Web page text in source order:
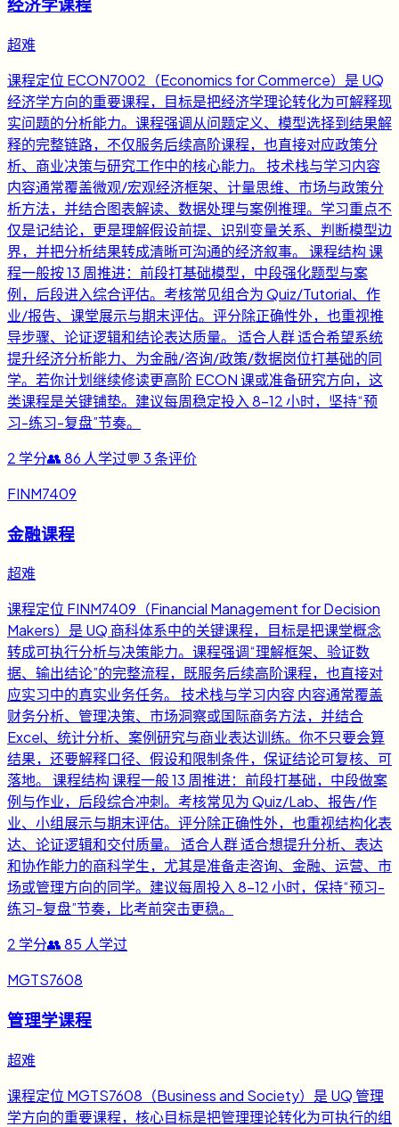
经济学课程
超难
课程定位 ECON7002（Economics for Commerce）是 UQ
经济学方向的重要课程，目标是把经济学理论转化为可解释现
实问题的分析能力。课程强调从问题定义、模型选择到结果解
释的完整链路，不仅服务后续高阶课程，也直接对应政策分
析、商业决策与研究工作中的核心能力。 技术栈与学习内容
内容通常覆盖微观/宏观经济框架、计量思维、市场与政策分
析方法，并结合图表解读、数据处理与案例推理。学习重点不
仅是记结论，更是理解假设前提、识别变量关系、判断模型边
界，并把分析结果转成清晰可沟通的经济叙事。 课程结构 课
程一般按 13 周推进：前段打基础模型，中段强化题型与案
例，后段进入综合评估。考核常见组合为 Quiz/Tutorial、作
业/报告、课堂展示与期末评估。评分除正确性外，也重视推
导步骤、论证逻辑和结论表达质量。 适合人群 适合希望系统
提升经济分析能力、为金融/咨询/政策/数据岗位打基础的同
学。若你计划继续修读更高阶 ECON 课或准备研究方向，这
类课程是关键铺垫。建议每周稳定投入 8-12 小时，坚持“预
习-练习-复盘”节奏。
2 学分👥86 人学过💬 3条评价
FINM7409
金融课程
超难
课程定位 FINM7409（Financial Management for Decision
Makers）是 UQ 商科体系中的关键课程，目标是把课堂概念
转成可执行分析与决策能力。课程强调“理解框架、验证数
据、输出结论”的完整流程，既服务后续高阶课程，也直接对
应实习中的真实业务任务。 技术栈与学习内容 内容通常覆盖
财务分析、管理决策、市场洞察或国际商务方法，并结合
Excel、统计分析、案例研究与商业表达训练。你不只要会算
结果，还要解释口径、假设和限制条件，保证结论可复核、可
落地。 课程结构 课程一般 13 周推进：前段打基础，中段做案
例与作业，后段综合冲刺。考核常见为 Quiz/Lab、报告/作
业、小组展示与期末评估。评分除正确性外，也重视结构化表
达、论证逻辑和交付质量。 适合人群 适合想提升分析、表达
和协作能力的商科学生，尤其是准备走咨询、金融、运营、市
场或管理方向的同学。建议每周投入 8-12 小时，保持“预习-
练习-复盘”节奏，比考前突击更稳。
2 学分👥85 人学过
MGTS7608
管理学课程
超难
课程定位 MGTS7608（Business and Society）是 UQ 管理
学方向的重要课程，核心目标是把管理理论转化为可执行的组